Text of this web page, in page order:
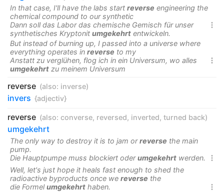
In that case, I'll have the labs start reverse engineering the
chemical compound to our synthetic

Dann soll das Labor das chemische Gemisch für unser
synthetisches Kryptonit umgekehrt entwickeln.
But instead of burning up, I passed into a universe where
everything operates in reverse to my

Anstatt zu verglühen, flog ich in ein Universum, wo alles
umgekehrt zu meinem Universum
reverse (also: inverse)
invers {adjectiv}
reverse (also: converse, reversed, inverted, turned back)
umgekehrt
The only way to destroy it is to jam orreverse the main
pump.

Die Hauptpumpe muss blockiert oderumgekehrt werden.
Well, let's just hope it heals fast enough to shed the
radioactive byproducts once we reverse the

die Formelumgekehrt haben.